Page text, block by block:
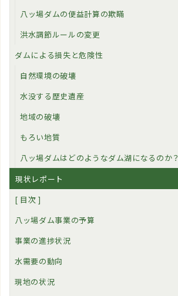
八ッ場ダムの便益計算の欺瞞
洪水調節ルールの変更
ダムによる損失と危険性
自然環境の破壊
水没する歴史遺産
地域の破壊
もろい地質
八ッ場ダムはどのようなダム湖になるのか？
現状レポート
[ 目次 ]
八ッ場ダム事業の予算
事業の進捗状況
水需要の動向
現地の状況